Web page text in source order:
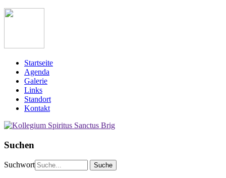
Startseite
Agenda
Galerie
Links
Standort
Kontakt
Suchen
Suchwort